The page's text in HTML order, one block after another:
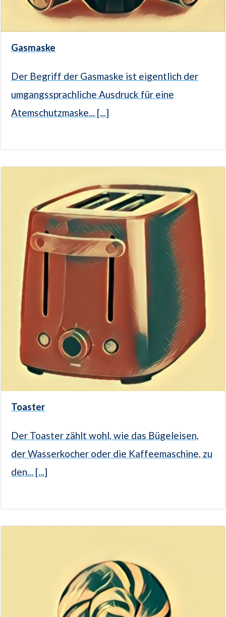
Gasmaske
Der Begriff der Gasmaske ist eigentlich der
umgangssprachliche Ausdruck für eine
Atemschutzmaske... [...]
Toaster
Der Toaster zählt wohl, wie das Bügeleisen,
der Wasserkocher oder die Kaffeemaschine, zu
den... [...]